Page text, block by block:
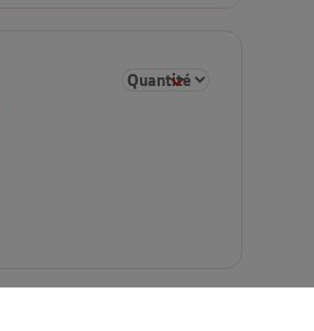
Sélectionner la quantité